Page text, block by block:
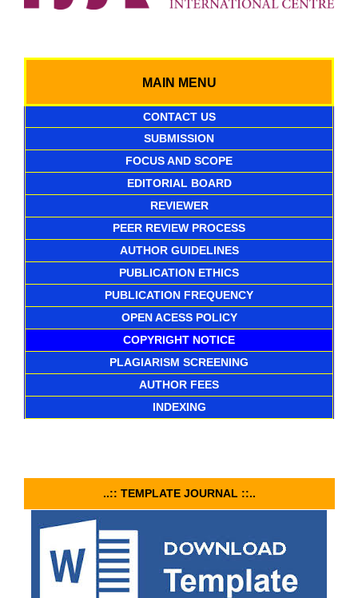
MAIN MENU
CONTACT US
SUBMISSION
FOCUS AND SCOPE
EDITORIAL BOARD
REVIEWER
PEER REVIEW PROCESS
AUTHOR GUIDELINES
PUBLICATION ETHICS
PUBLICATION FREQUENCY
OPEN ACESS POLICY
COPYRIGHT NOTICE
PLAGIARISM SCREENING
AUTHOR FEES
INDEXING
..:: TEMPLATE JOURNAL ::..